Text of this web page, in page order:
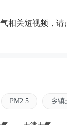
相关短视频，请
PM2.5 乡镇